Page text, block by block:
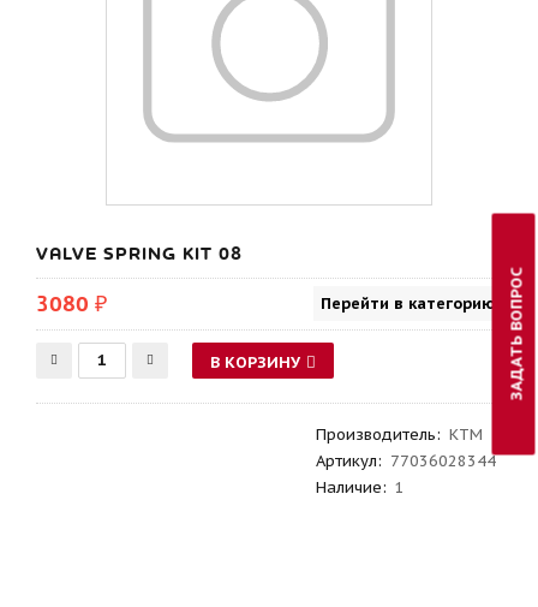
VALVE SPRING KIT 08
3080 ₽ Перейти в категорию
В КОРЗИНУ
Производитель: KTM
Артикул: 77036028344
Наличие: 1
ЗАДАТЬ ВОПРОС